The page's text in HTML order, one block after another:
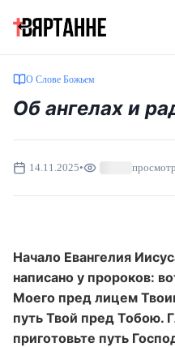
О Слове Божьем
Об ангелах и
14.11.2025•
Начало Евангелия
написано у пророков:
Моего пред лицем
путь Твой пред Тобою.
приготовьте путь